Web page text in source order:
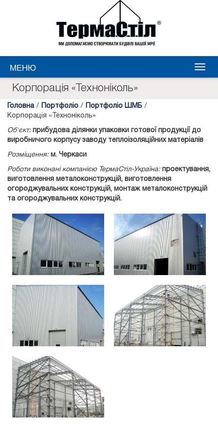
МЕНЮ
Корпорація «Техноніколь»
Головна / Портфоліо / Портфоліо ШМБ /
Корпорація «Техноніколь»
Об'єкт: прибудова ділянки упаковки готової продукції до
виробничого корпусу заводу теплоізоляційних матеріалів
Розміщення: м. Черкаси
Роботи виконані компанією ТермаСтіл-Україна: проектування,
виготовлення металоконструкцій, виготовлення
огороджувальних конструкцій, монтаж металоконструкцій
та огороджувальних конструкцій.